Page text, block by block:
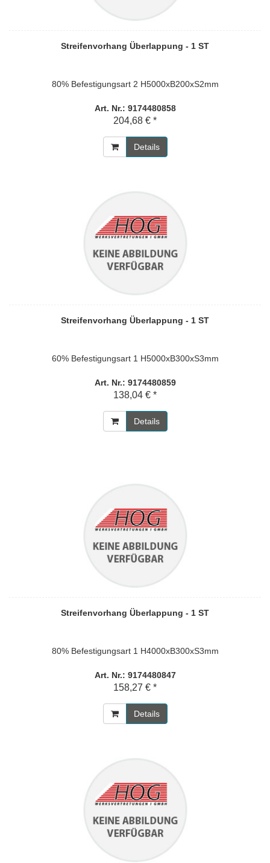
Streifenvorhang Überlappung - 1 ST
80% Befestigungsart 2 H5000xB200xS2mm
Art. Nr.: 9174480858
204,68 € *
Details
Streifenvorhang Überlappung - 1 ST
60% Befestigungsart 1 H5000xB300xS3mm
Art. Nr.: 9174480859
138,04 € *
Details
Streifenvorhang Überlappung - 1 ST
80% Befestigungsart 1 H4000xB300xS3mm
Art. Nr.: 9174480847
158,27 € *
Details